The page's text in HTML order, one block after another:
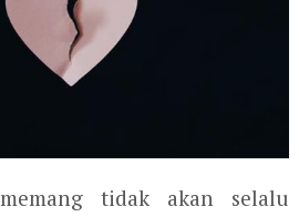
tidak akan selalu